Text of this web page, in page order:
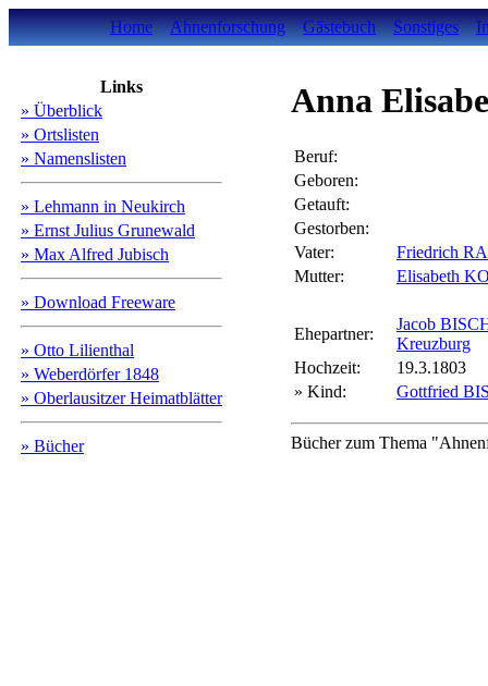
Home Ahnenforschung Gästebuch Sonstiges
Links
» Überblick
» Ortslisten
» Namenslisten
» Lehmann in Neukirch
» Ernst Julius Grunewald
» Max Alfred Jubisch
» Download Freeware
» Otto Lilienthal
» Weberdörfer 1848
» Oberlausitzer Heimatblätter
» Bücher
Anna
Beruf:
Geboren:
Getauft:
Gestorben:
Vater:
Friedrich
Mutter:
Elisabeth
Ehepartner:
Jacob
Kreuzburg
Hochzeit:
19.3.1803
» Kind:
Gottfried
Bücher zum Thema